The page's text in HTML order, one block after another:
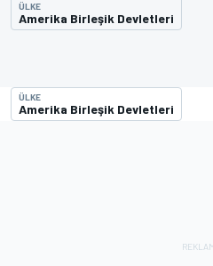
ÜLKE
Amerika Birleşik Devletleri
ÜLKE
Amerika Birleşik Devletleri